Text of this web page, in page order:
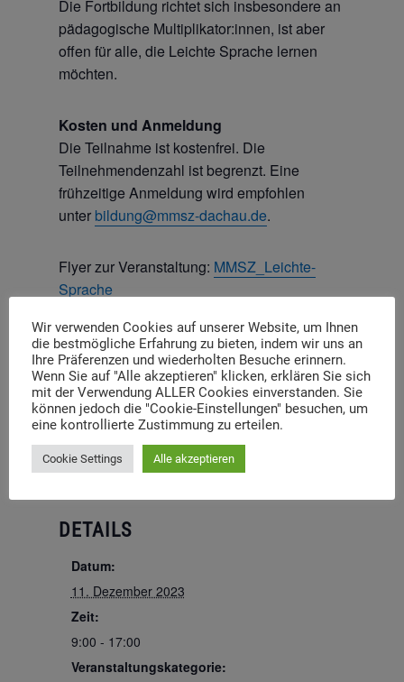
Die Fortbildung richtet sich insbesondere an
pädagogische Multiplikator:innen, ist aber
offen für alle, die Leichte Sprache lernen
möchten.
Kosten und Anmeldung
Die Teilnahme ist kostenfrei. Die
Teilnehmendenzahl ist begrenzt. Eine
frühzeitige Anmeldung wird empfohlen
unter bildung@mmsz-dachau.de.
Flyer zur Veranstaltung: MMSZ_Leichte-
Sprache
Zum Kalender hinzufügen
DETAILS
Datum:
11. Dezember 2023
Zeit:
9:00 - 17:00
Veranstaltungskategorie:
Wir verwenden Cookies auf unserer Website, um Ihnen
die bestmögliche Erfahrung zu bieten, indem wir uns an
Ihre Präferenzen und wiederholten Besuche erinnern.
Wenn Sie auf "Alle akzeptieren" klicken, erklären Sie sich
mit der Verwendung ALLER Cookies einverstanden. Sie
können jedoch die "Cookie-Einstellungen" besuchen, um
eine kontrollierte Zustimmung zu erteilen.
Cookie Settings Alle akzeptieren